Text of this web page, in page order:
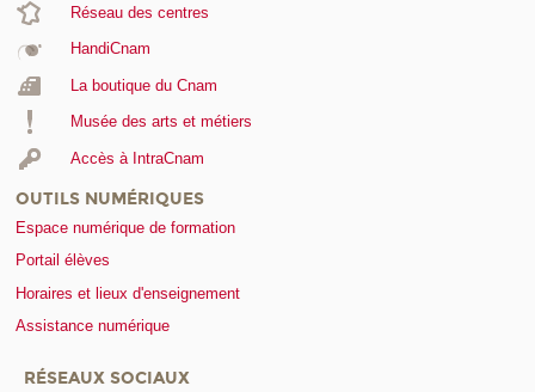
Réseau des centres
HandiCnam
La boutique du Cnam
Musée des arts et métiers
Accès à IntraCnam
OUTILS NUMÉRIQUES
Espace numérique de formation
Portail élèves
Horaires et lieux d'enseignement
Assistance numérique
RÉSEAUX SOCIAUX